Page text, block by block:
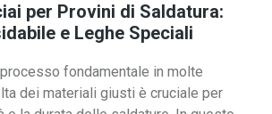
per Provini di Saldatura:
e Leghe Speciali
fondamentale in molte
dei materiali giusti è cruciale per